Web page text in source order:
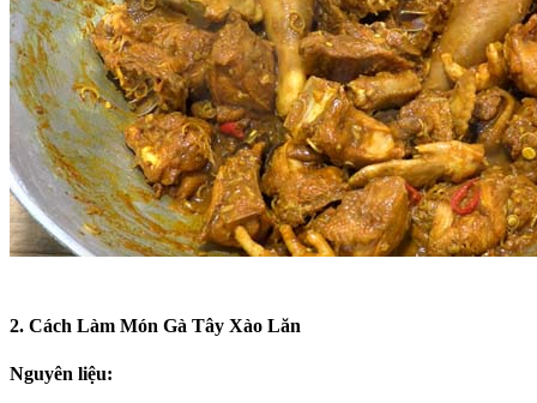
2. Cách Làm Món Gà Tây Xào Lăn
Nguyên liệu: